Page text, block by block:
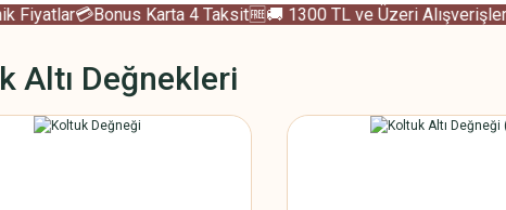
💳Bonus Karta 4 Taksit🆓🚚 1300 TL ve Üzeri
Altı Değnekleri